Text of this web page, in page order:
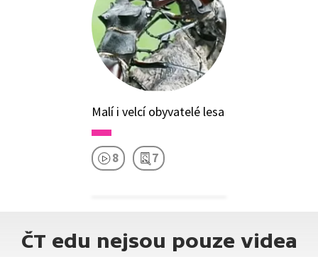
Malí i velcí obyvatelé lesa
8 7
ČT edu nejsou pouze videa